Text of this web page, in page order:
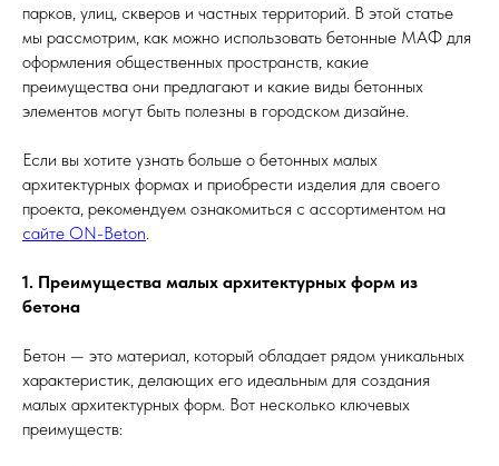
парков, улиц, скверов и частных территорий. В этой статье
мы рассмотрим, как можно использовать бетонные МАФ для
оформления общественных пространств, какие
преимущества они предлагают и какие виды бетонных
элементов могут быть полезны в городском дизайне.
Если вы хотите узнать больше о бетонных малых
архитектурных формах и приобрести изделия для своего
проекта, рекомендуем ознакомиться с ассортиментом на
сайте ON-Beton.
1. Преимущества малых архитектурных форм из
бетона
Бетон — это материал, который обладает рядом уникальных
характеристик, делающих его идеальным для создания
малых архитектурных форм. Вот несколько ключевых
преимуществ: